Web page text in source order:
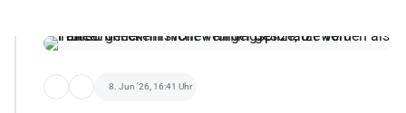
8. Jun '26, 16:41 Uhr